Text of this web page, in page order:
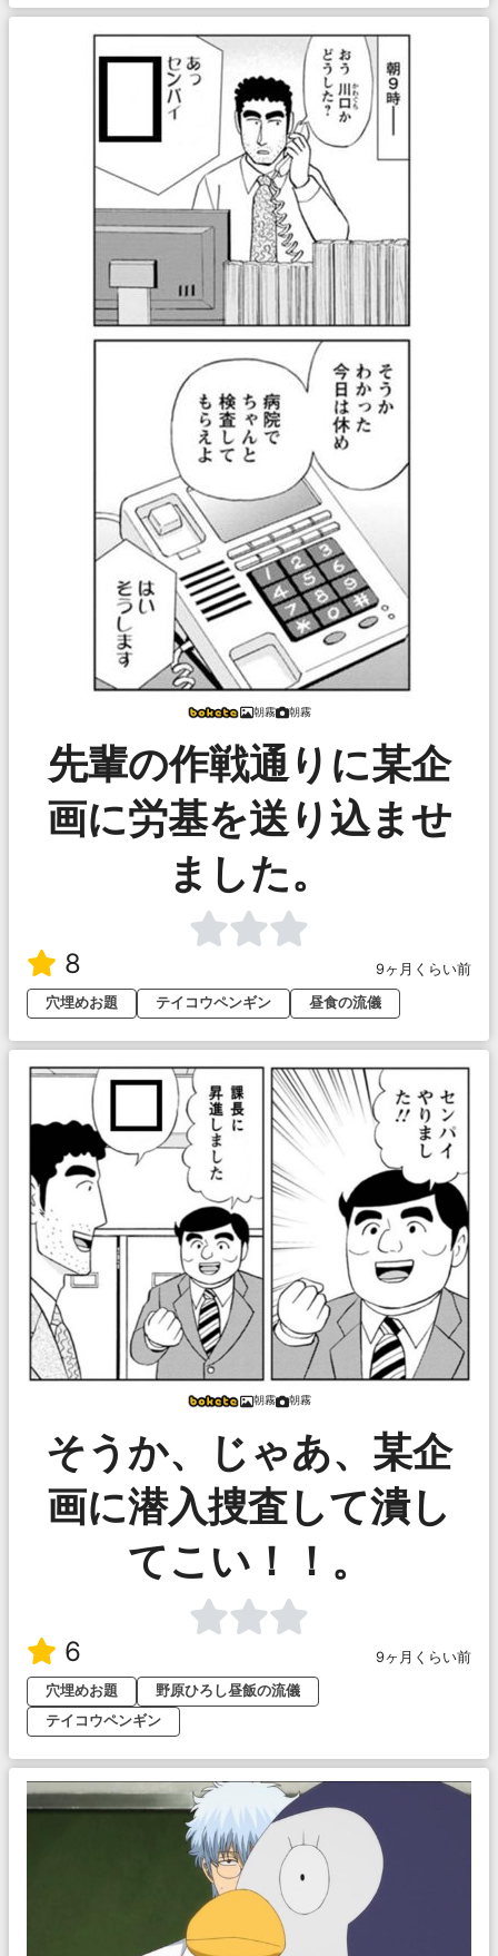
朝霧 朝霧
先輩の作戦通りに某企
画に労基を送り込ませ
ました。
8
9ヶ月くらい前
穴埋めお題
テイコウペンギン 昼食の流儀
朝霧 朝霧
そうか、じゃあ、某企
画に潜入捜査して潰し
てこい！！。
6
9ヶ月くらい前
穴埋めお題
野原ひろし昼飯の流儀
テイコウペンギン